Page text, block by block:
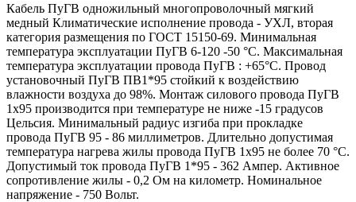
Кабель ПуГВ одножильный многопроволочный мягкий
медный Климатические исполнение провода - УХЛ, вторая
категория размещения по ГОСТ 15150-69. Минимальная
температура эксплуатации ПуГВ 6-120 -50 °С. Максимальная
температура эксплуатации провода ПуГВ : +65°С. Провод
установочный ПуГВ ПВ1*95 стойкий к воздействию
влажности воздуха до 98%. Монтаж силового провода ПуГВ
1х95 производится при температуре не ниже -15 градусов
Цельсия. Минимальный радиус изгиба при прокладке
провода ПуГВ 95 - 86 миллиметров. Длительно допустимая
температура нагрева жилы провода ПуГВ 1х95 не более 70 °С.
Допустимый ток провода ПуГВ 1*95 - 362 Ампер. Активное
сопротивление жилы - 0,2 Ом на километр. Номинальное
напряжение - 750 Вольт.